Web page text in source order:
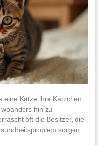
eine Katze ihre Kätzchen
hin zu
oft die Besitzer, die
sorgen.